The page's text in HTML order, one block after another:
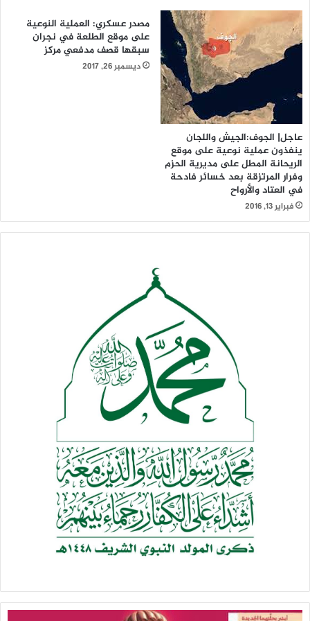
استمرار العدو الإسرائيلي في خرق التفاهمات والاعتداء على
السيادة اللبنانية واستهداف المدنيين والأعيان المدنية.
عاجل| الجوف:الجيش واللجان
ينفذون عملية نوعية على موقع
الريحانة المطل على مديرية الحزم
وفرار المرتزقة بعد خسائر فادحة
في العتاد والأرواح
فبراير 13, 2016
مصدر عسكري: العملية النوعية
على موقع الطلعة في نجران
سبقها قصف مدفعي مركز
ديسمبر 26, 2017